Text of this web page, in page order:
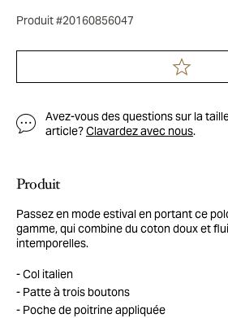
Produit #20160856047
Avez-vous des questions sur la
article?Clavardez avec nous.
Produit
Passez en mode estival en portant ce
gamme, qui combine du coton doux et
intemporelles.
Col italien
Patte à trois boutons
Poche de poitrine appliquée